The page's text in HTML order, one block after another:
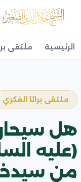
الرئيسية ملتقى
ملتقى براثا الفكري
هل
(عليه
من